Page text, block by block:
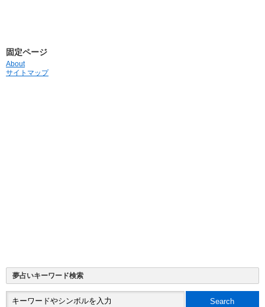
固定ページ
About
サイトマップ
夢占いキーワード検索